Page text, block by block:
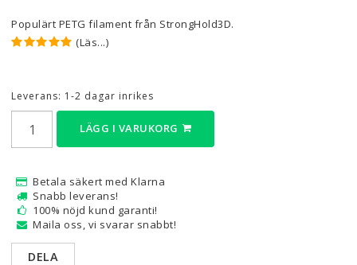
Populärt PETG filament från StrongHold3D.
(Läs...)
Leverans: 1-2 dagar inrikes
LÄGG I VARUKORG
Betala säkert med Klarna
Snabb leverans!
100% nöjd kund garanti!
Maila oss, vi svarar snabbt!
DELA